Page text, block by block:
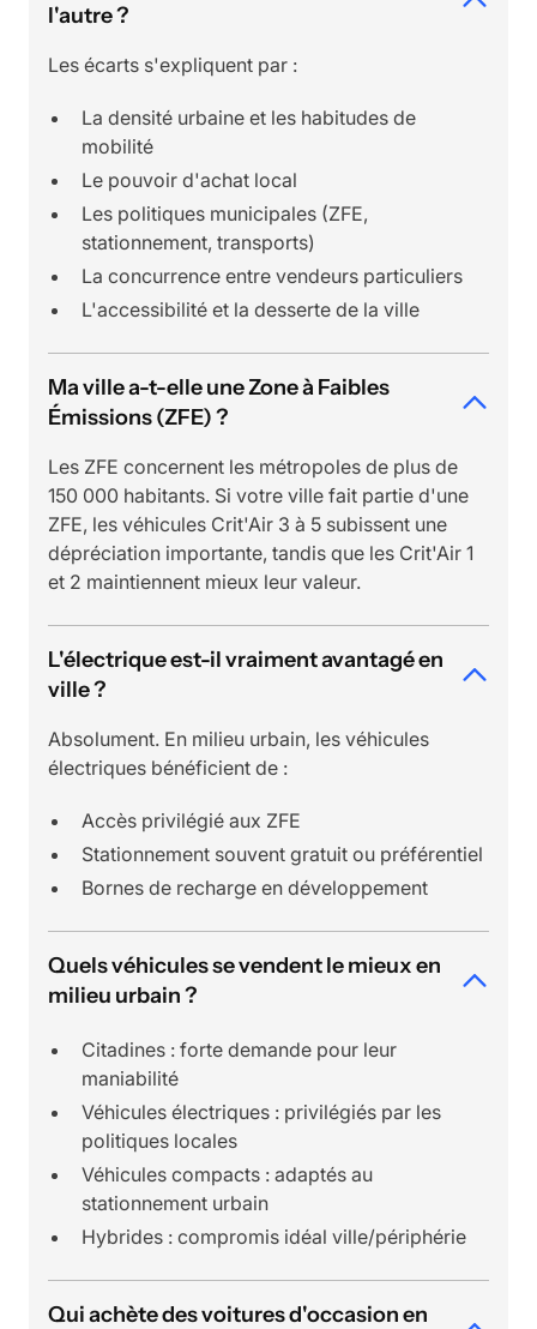
l'autre ?
Les écarts s'expliquent par :
La densité urbaine et les habitudes de
mobilité
Le pouvoir d'achat local
Les politiques municipales (ZFE,
stationnement, transports)
La concurrence entre vendeurs particuliers
L'accessibilité et la desserte de la ville
Ma ville a-t-elle une Zone à Faibles
Émissions (ZFE) ?
Les ZFE concernent les métropoles de plus de
150 000 habitants. Si votre ville fait partie d'une
ZFE, les véhicules Crit'Air 3 à 5 subissent une
dépréciation importante, tandis que les Crit'Air 1
et 2 maintiennent mieux leur valeur.
L'électrique est-il vraiment avantagé en
ville ?
Absolument. En milieu urbain, les véhicules
électriques bénéficient de :
Accès privilégié aux ZFE
Stationnement souvent gratuit ou préférentiel
Bornes de recharge en développement
Quels véhicules se vendent le mieux en
milieu urbain ?
Citadines : forte demande pour leur
maniabilité
Véhicules électriques : privilégiés par les
politiques locales
Véhicules compacts : adaptés au
stationnement urbain
Hybrides : compromis idéal ville/périphérie
Qui achète des voitures d'occasion en